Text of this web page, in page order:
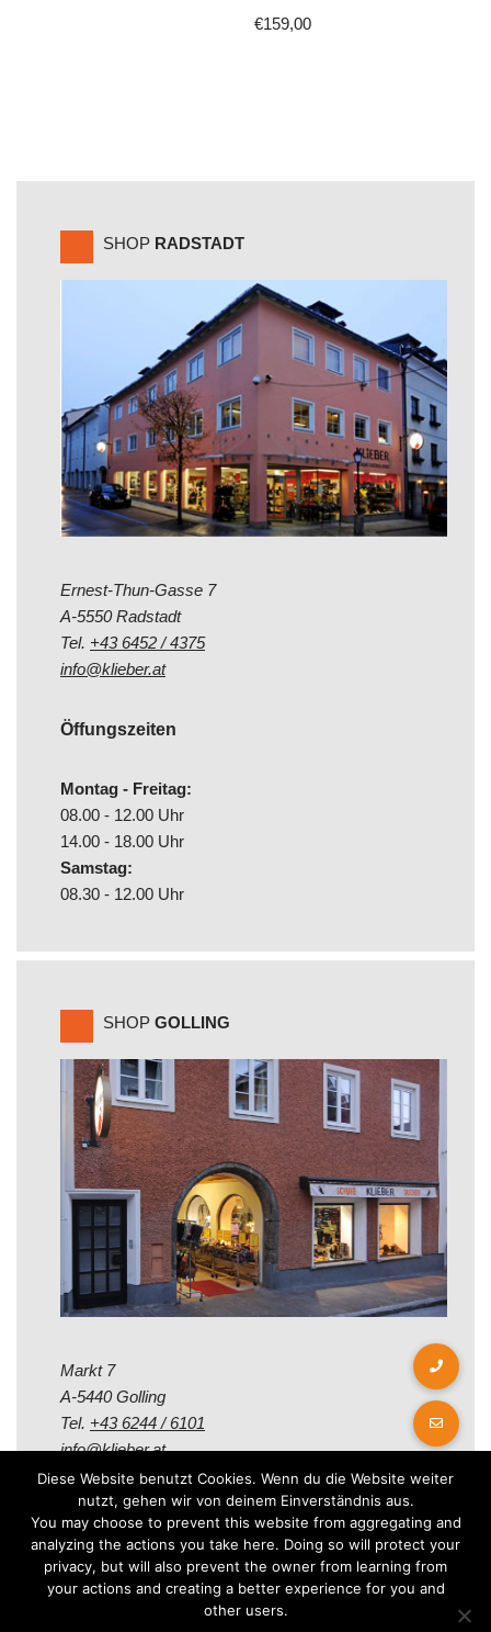
€159,00
SHOP RADSTADT
Ernest-Thun-Gasse 7
A-5550 Radstadt
Tel. +43 6452 / 4375
info@klieber.at
Öffungszeiten
Montag - Freitag:
08.00 - 12.00 Uhr
14.00 - 18.00 Uhr
Samstag:
08.30 - 12.00 Uhr
SHOP GOLLING
Markt 7
A-5440 Golling
Tel. +43 6244 / 6101
info@klieber.at
Öffungszeiten
Montag - Freitag:
08.00 - 12.00 Uhr
Diese Website benutzt Cookies. Wenn du die Website weiter
nutzt, gehen wir von deinem Einverständnis aus.
You may choose to prevent this website from aggregating and
analyzing the actions you take here. Doing so will protect your
privacy, but will also prevent the owner from learning from
your actions and creating a better experience for you and
other users.